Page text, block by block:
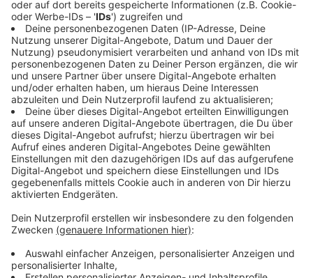
Bis Oktober dieses Jahres soll deshalb eine weitere
Stelle geschaffen werden, um Vereine optimal zu
unterstützen. Außerdem will die Stadt ein EDV-
System entwickeln, das Antragstellern ebenfalls
vieles erleichtern soll. Besonders für gemeinnützige
Vereine, Ehrenamtler und lokale Unternehmen und
Geschäfte will die Stadt die Prozesse vereinfachen.
Dass die sich weiterhin einbringen, sei wichtig für
unsere Gesellschaft, heißt es – und nach der Corona-
Pandemie mit all ihren Auswirkungen nicht
selbstverständlich.
Weitere Meldungen aus Leverkusen
Anzeige